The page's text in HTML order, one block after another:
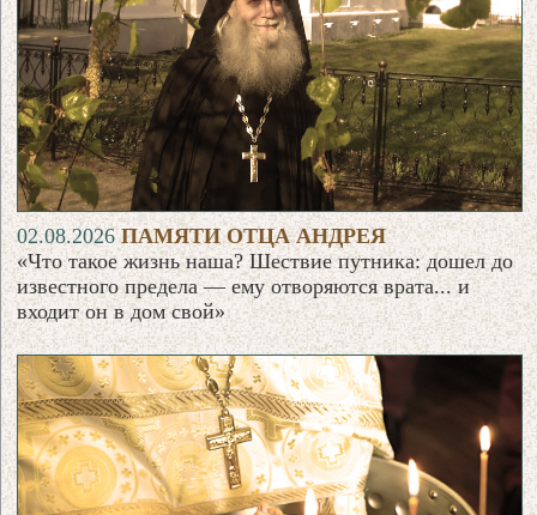
02.08.2026ПАМЯТИ ОТЦА АНДРЕЯ
«Что такое жизнь наша? Шествие путника: дошел до
известного предела — ему отворяются врата... и
входит он в дом свой»